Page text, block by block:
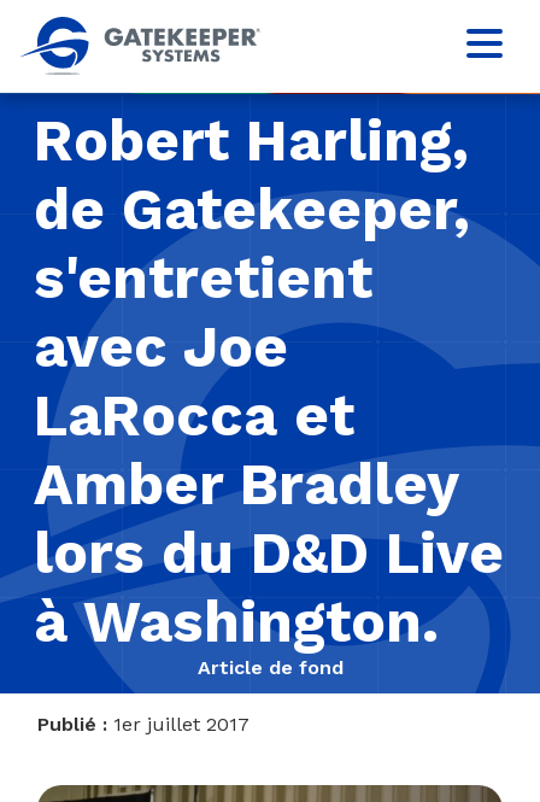
Robert Harling,
de Gatekeeper,
s'entretient
avec Joe
LaRocca et
Amber Bradley
lors du D&D Live
à Washington.
Article de fond
Publié : 1er juillet 2017